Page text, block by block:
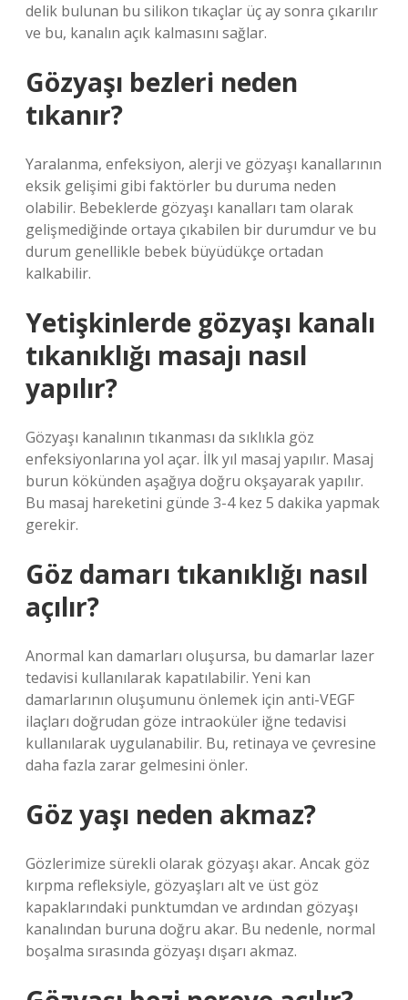
delik bulunan bu silikon tıkaçlar üç ay sonra çıkarılır
ve bu, kanalın açık kalmasını sağlar.
Gözyaşı bezleri neden
tıkanır?
Yaralanma, enfeksiyon, alerji ve gözyaşı kanallarının
eksik gelişimi gibi faktörler bu duruma neden
olabilir. Bebeklerde gözyaşı kanalları tam olarak
gelişmediğinde ortaya çıkabilen bir durumdur ve bu
durum genellikle bebek büyüdükçe ortadan
kalkabilir.
Yetişkinlerde gözyaşı kanalı
tıkanıklığı masajı nasıl
yapılır?
Gözyaşı kanalının tıkanması da sıklıkla göz
enfeksiyonlarına yol açar. İlk yıl masaj yapılır. Masaj
burun kökünden aşağıya doğru okşayarak yapılır.
Bu masaj hareketini günde 3-4 kez 5 dakika yapmak
gerekir.
Göz damarı tıkanıklığı nasıl
açılır?
Anormal kan damarları oluşursa, bu damarlar lazer
tedavisi kullanılarak kapatılabilir. Yeni kan
damarlarının oluşumunu önlemek için anti-VEGF
ilaçları doğrudan göze intraoküler iğne tedavisi
kullanılarak uygulanabilir. Bu, retinaya ve çevresine
daha fazla zarar gelmesini önler.
Göz yaşı neden akmaz?
Gözlerimize sürekli olarak gözyaşı akar. Ancak göz
kırpma refleksiyle, gözyaşları alt ve üst göz
kapaklarındaki punktumdan ve ardından gözyaşı
kanalından buruna doğru akar. Bu nedenle, normal
boşalma sırasında gözyaşı dışarı akmaz.